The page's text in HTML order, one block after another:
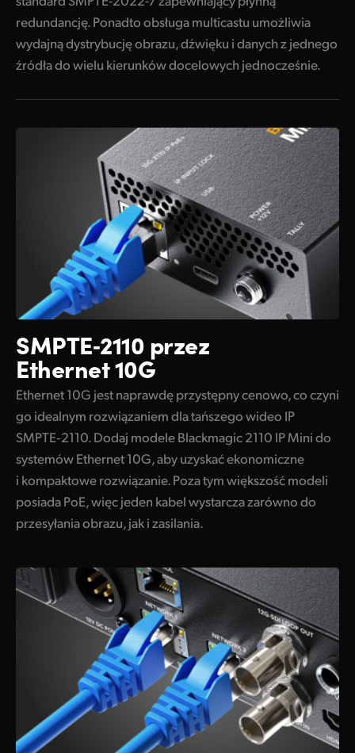
O
bsługa wszystkich formatów SD, HD i Ultra HD do 2160p60
Obsługa zdalnych ustawień i aktualizacji
Dostępny w 13 popularnych językach
redundancję. Ponadto obsługa multicastu umożliwia
wydajną dystrybucję obrazu, dźwięku i danych z jednego
źródła do wielu kierunków docelowych jednocześnie.
SMPTE‑2110 przez
Ethernet 10G
Ethernet 10G jest naprawdę przystępny cenowo, co czyni
go idealnym rozwiązaniem dla tańszego wideo IP
SMPTE‑2110. Dodaj modele Blackmagic 2110 IP Mini do
systemów Ethernet 10G, aby uzyskać ekonomiczne
i kompaktowe rozwiązanie. Poza tym większość modeli
posiada PoE, więc jeden kabel wystarcza zarówno do
przesyłania obrazu, jak i zasilania.